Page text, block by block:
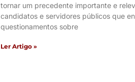
tornar um precedente importante e
candidatos e servidores públicos que
questionamentos sobre
Ler Artigo »